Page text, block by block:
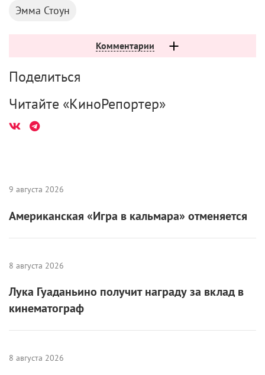
Эмма Стоун
Комментарии
Поделиться
Читайте «КиноРепортер»
9 августа 2026
Американская «Игра в кальмара» отменяется
8 августа 2026
Лука Гуаданьино получит награду за вклад в
кинематограф
8 августа 2026